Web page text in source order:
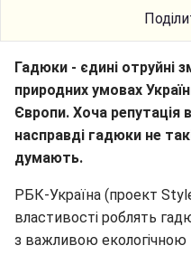
Гадюки - єдині отруйні
природних умовах
Європи. Хоча репутація
насправді гадюки не
думають.
РБК-Україна (проект
властивості роблять
з важливою екологічною